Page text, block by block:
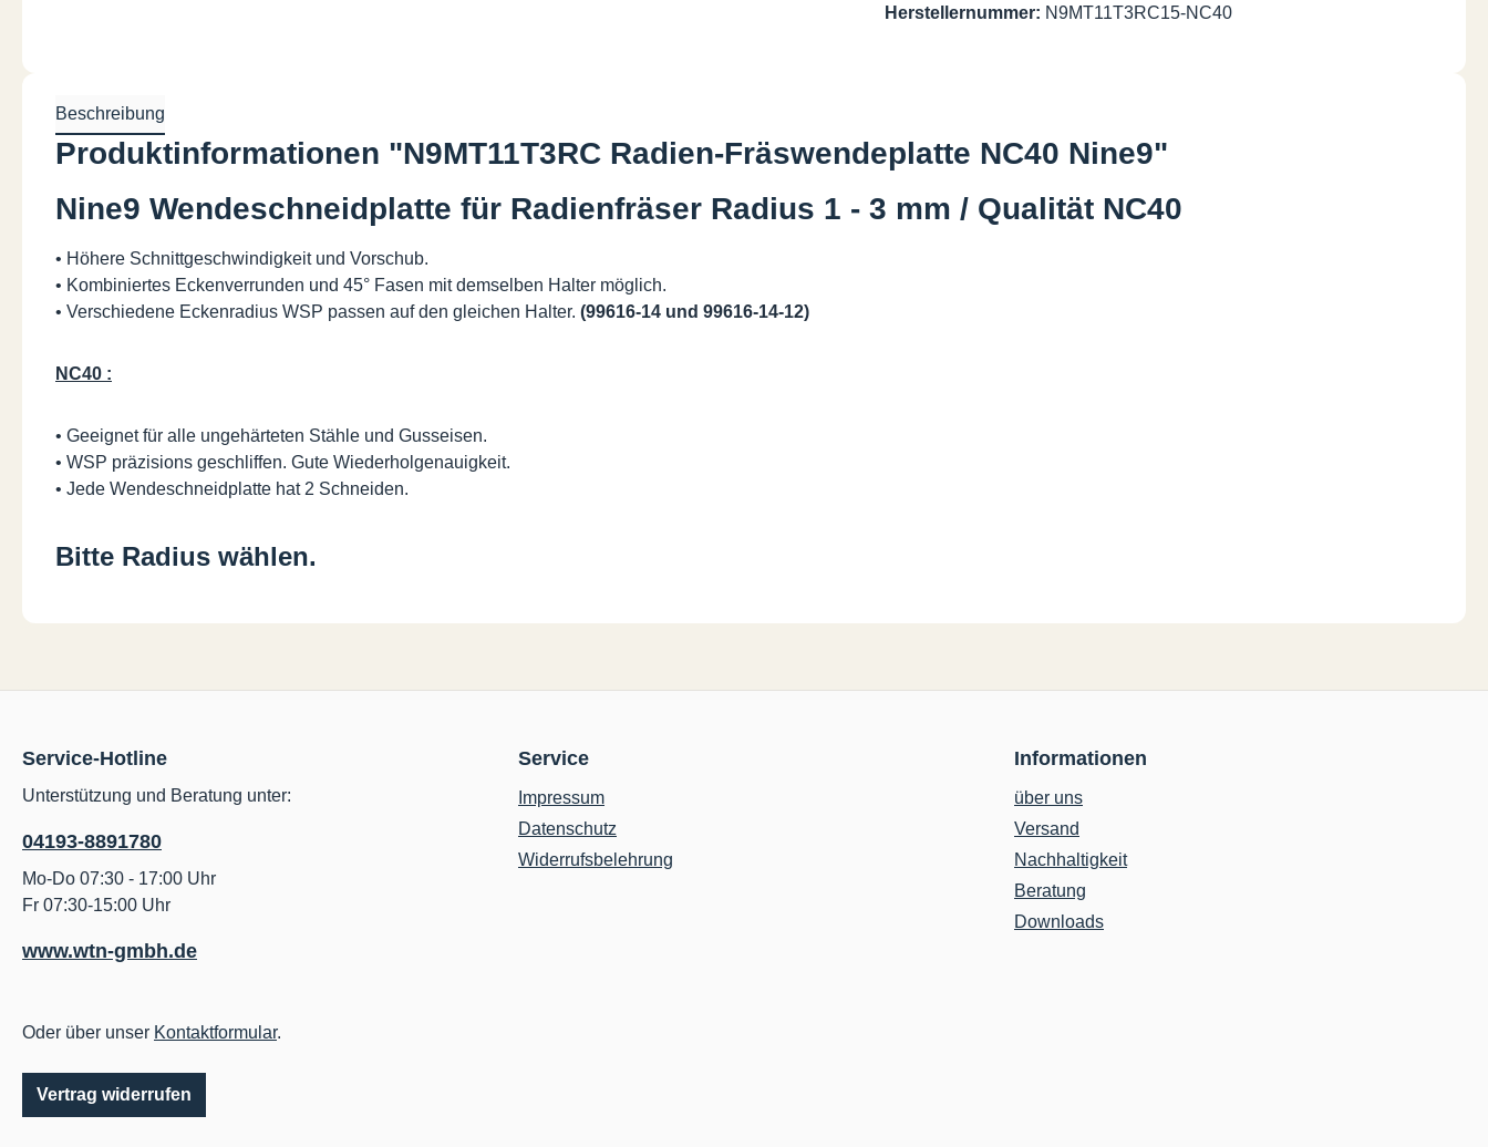
Herstellernummer: N9MT11T3RC15-NC40
Beschreibung
Produktinformationen "N9MT11T3RC Radien-Fräswendeplatte NC40 Nine9"
Nine9 Wendeschneidplatte für Radienfräser Radius 1 - 3 mm / Qualität NC40
• Höhere Schnittgeschwindigkeit und Vorschub.
• Kombiniertes Eckenverrunden und 45° Fasen mit demselben Halter möglich.
• Verschiedene Eckenradius WSP passen auf den gleichen Halter. (99616-14 und 99616-14-12)
NC40 :
• Geeignet für alle ungehärteten Stähle und Gusseisen.
• WSP präzisions geschliffen. Gute Wiederholgenauigkeit.
• Jede Wendeschneidplatte hat 2 Schneiden.
Bitte Radius wählen.
Service-Hotline
Unterstützung und Beratung unter:
04193-8891780
Mo-Do 07:30 - 17:00 Uhr
Fr 07:30-15:00 Uhr
www.wtn-gmbh.de
Oder über unser Kontaktformular.
Vertrag widerrufen
Service
Impressum
Datenschutz
Widerrufsbelehrung
Informationen
über uns
Versand
Nachhaltigkeit
Beratung
Downloads